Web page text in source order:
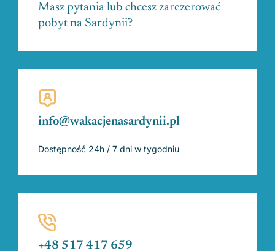
Masz pytania lub chcesz zarezerować
pobyt na Sardynii?
info@wakacjenasardynii.pl
Dostępność 24h / 7 dni w tygodniu
+48 517 417 659